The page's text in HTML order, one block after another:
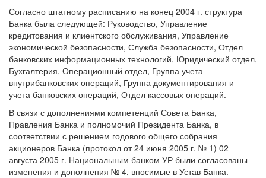
Согласно штатному расписанию на конец 2004 г. структура
Банка была следующей: Руководство, Управление
кредитования и клиентского обслуживания, Управление
экономической безопасности, Служба безопасности, Отдел
банковских информационных технологий, Юридический отдел,
Бухгалтерия, Операционный отдел, Группа учета
внутрибанковских операций, Группа документирования и
учета банковских операций, Отдел кассовых операций.
В связи с дополнениями компетенций Совета Банка,
Правления Банка и полномочий Президента Банка, в
соответствии с решением годового общего собрания
акционеров Банка (протокол от 24 июня 2005 г. № 1) 02
августа 2005 г. Национальным банком УР были согласованы
изменения и дополнения № 4, вносимые в Устав Банка.